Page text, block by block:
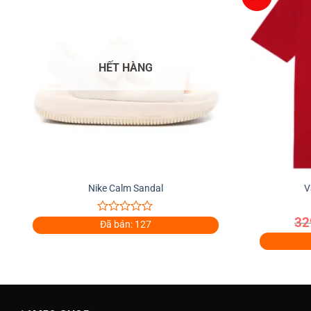
HẾT HÀNG
Nike Calm Sandal
0
out
Đã bán: 127